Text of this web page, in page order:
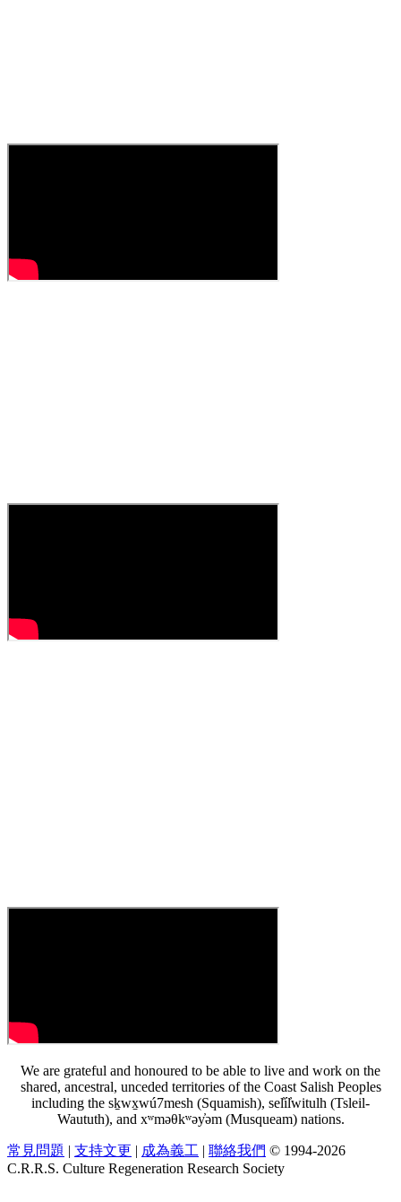
We are grateful and honoured to be able to live and work on the
shared, ancestral, unceded territories of the Coast Salish Peoples
including the sḵwx̱wú7mesh (Squamish), sel̓íl̓witulh (Tsleil-
Waututh), and xʷməθkʷəy̓əm (Musqueam) nations.
常見問題 | 支持文更 | 成為義工 | 聯絡我們 © 1994-2026
C.R.R.S. Culture Regeneration Research Society